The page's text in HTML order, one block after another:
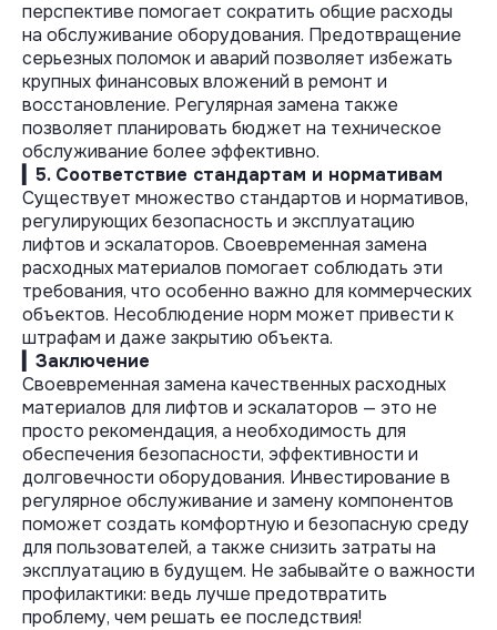
перспективе помогает сократить общие расходы
на обслуживание оборудования. Предотвращение
серьезных поломок и аварий позволяет избежать
крупных финансовых вложений в ремонт и
восстановление. Регулярная замена также
позволяет планировать бюджет на техническое
обслуживание более эффективно.
▎5. Соответствие стандартам и нормативам
Существует множество стандартов и нормативов,
регулирующих безопасность и эксплуатацию
лифтов и эскалаторов. Своевременная замена
расходных материалов помогает соблюдать эти
требования, что особенно важно для коммерческих
объектов. Несоблюдение норм может привести к
штрафам и даже закрытию объекта.
▎Заключение
Своевременная замена качественных расходных
материалов для лифтов и эскалаторов — это не
просто рекомендация, а необходимость для
обеспечения безопасности, эффективности и
долговечности оборудования. Инвестирование в
регулярное обслуживание и замену компонентов
поможет создать комфортную и безопасную среду
для пользователей, а также снизить затраты на
эксплуатацию в будущем. Не забывайте о важности
профилактики: ведь лучше предотвратить
проблему, чем решать ее последствия!